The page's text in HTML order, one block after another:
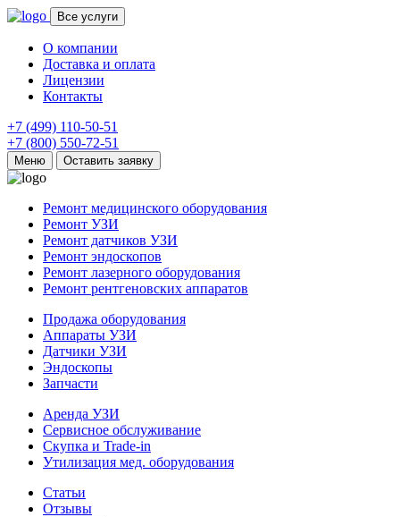
Все услуги
О компании
Доставка и оплата
Лицензии
Контакты
+7 (499) 110-50-51
+7 (800) 550-72-51
Меню Оставить заявку
Ремонт медицинского оборудования
Ремонт УЗИ
Ремонт датчиков УЗИ
Ремонт эндоскопов
Ремонт лазерного оборудования
Ремонт рентгеновских аппаратов
Продажа оборудования
Аппараты УЗИ
Датчики УЗИ
Эндоскопы
Запчасти
Аренда УЗИ
Сервисное обслуживание
Скупка и Trade-in
Утилизация мед. оборудования
Статьи
Отзывы